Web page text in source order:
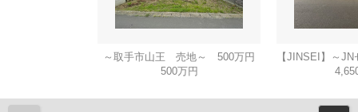
～取手市山王 売地～ 500万円
500万円